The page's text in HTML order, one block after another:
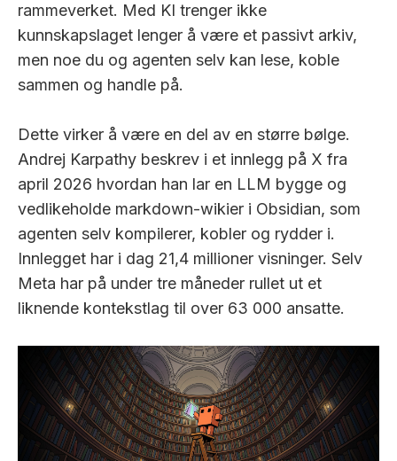
rammeverket. Med KI trenger ikke
kunnskapslaget lenger å være et passivt arkiv,
men noe du og agenten selv kan lese, koble
sammen og handle på.
Dette virker å være en del av en større bølge.
Andrej Karpathy beskrev i et innlegg på X fra
april 2026 hvordan han lar en LLM bygge og
vedlikeholde markdown-wikier i Obsidian, som
agenten selv kompilerer, kobler og rydder i.
Innlegget har i dag 21,4 millioner visninger. Selv
Meta har på under tre måneder rullet ut et
liknende kontekstlag til over 63 000 ansatte.